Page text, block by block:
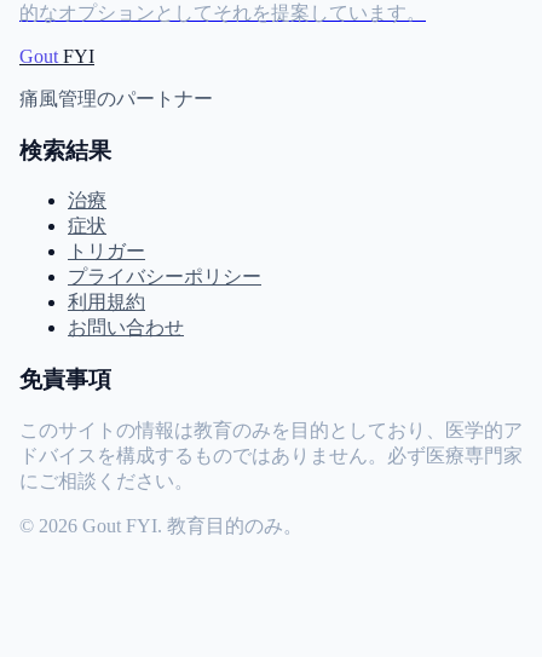
的なオプションとしてそれを提案しています。
Gout FYI
痛風管理のパートナー
検索結果
治療
症状
トリガー
プライバシーポリシー
利用規約
お問い合わせ
免責事項
このサイトの情報は教育のみを目的としており、医学的ア
ドバイスを構成するものではありません。必ず医療専門家
にご相談ください。
© 2026 Gout FYI. 教育目的のみ。